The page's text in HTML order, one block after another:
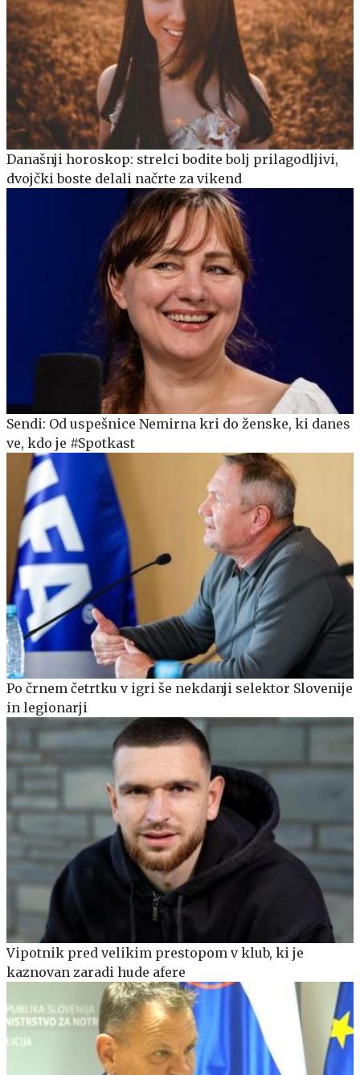
Današnji horoskop: strelci bodite bolj prilagodljivi,
dvojčki boste delali načrte za vikend
Sendi: Od uspešnice Nemirna kri do ženske, ki danes
ve, kdo je #Spotkast
Po črnem četrtku v igri še nekdanji selektor Slovenije
in legionarji
Vipotnik pred velikim prestopom v klub, ki je
kaznovan zaradi hude afere